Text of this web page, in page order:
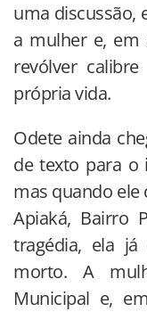
uma discussão,
a mulher e, em
revólver
própria vida.
Odete ainda
de texto para o
mas quando ele
Apiaká, Bairro
tragédia, ela
morto. A
Municipal e,